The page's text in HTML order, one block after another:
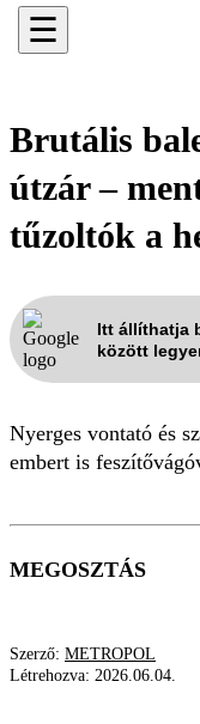
☰
Brutális
útzár –
tűzoltók a
Itt állíthatja
között
Nyerges vontató és
embert is
MEGOSZTÁS
Szerző: METROPOL
Létrehozva: 2026.06.04.